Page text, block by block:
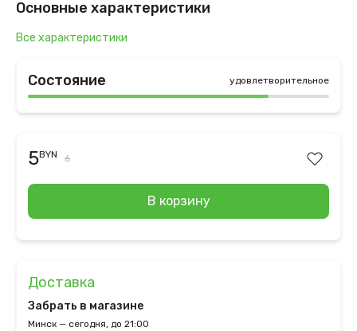
Основные характеристики
Все характеристики
Состояние удовлетворительное
5BYN 6
В корзину
Доставка
Забрать в магазине
Минск — сегодня, до 21:00